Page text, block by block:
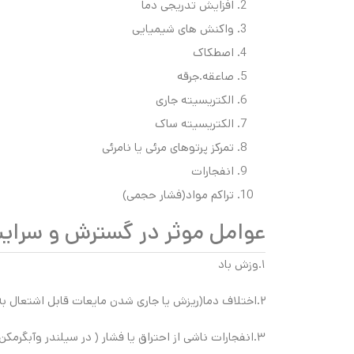
افزایش تدریجی دما
واکنش های شیمیایی
اصطکاک
صاعقه.جرقه
الکتریسیته جاری
الکتریسیته ساک
تمرکز پرتوهای مرئی یا نامرئی
انفجارات
تراکم مواد(فشار حجمی)
عوامل موثر در گسترش و
۱.وزش باد
۲.اختلاف دما(ریزش یا جاری شدن مایعات قابل اشتعال به اطراف)
۳.انفجارات ناشی از احتراق یا فشار ( در سیلندر وآبگرمکن و …)